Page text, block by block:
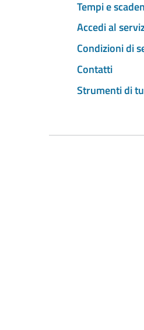
Tempi e
Accedi al
Condizioni di
Contatti
Strumenti di